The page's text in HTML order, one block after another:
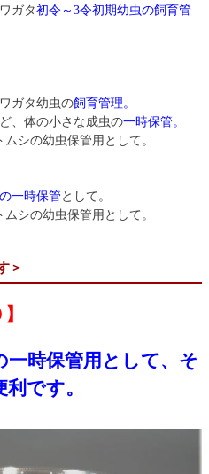
ガタ初令～3令初期幼虫の飼育管
ガタ幼虫の飼育管理。
、体の小さな成虫の一時保管。
シの幼虫保管用として。
一時保管 として。
シの幼虫保管用として。
＞
時保管用として、そ
です。